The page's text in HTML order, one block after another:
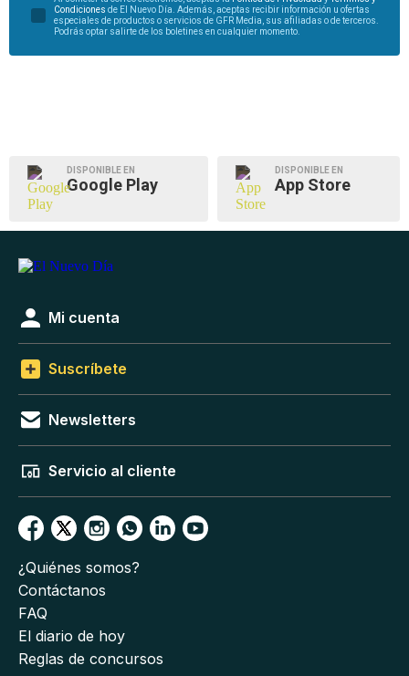
Condiciones de El Nuevo Día. Además, aceptas recibir información u ofertas
especiales de productos o servicios de GFR Media, sus afiliadas o de terceros.
Podrás optar salirte de los boletines en cualquier momento.
DISPONIBLE EN
Google Play
DISPONIBLE EN
App Store
Mi cuenta
Suscríbete
Newsletters
Servicio al cliente
¿Quiénes somos?
Contáctanos
FAQ
El diario de hoy
Reglas de concursos